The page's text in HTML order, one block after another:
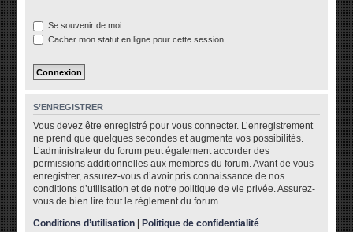
Se souvenir de moi
Cacher mon statut en ligne pour cette session
S’ENREGISTRER
Vous devez être enregistré pour vous connecter. L’enregistrement
ne prend que quelques secondes et augmente vos possibilités.
L’administrateur du forum peut également accorder des
permissions additionnelles aux membres du forum. Avant de vous
enregistrer, assurez-vous d’avoir pris connaissance de nos
conditions d’utilisation et de notre politique de vie privée. Assurez-
vous de bien lire tout le règlement du forum.
Conditions d’utilisation |Politique de confidentialité